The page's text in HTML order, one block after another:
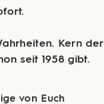
Kern der
seit 1958 gibt.
von Euch